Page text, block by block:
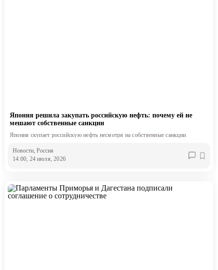
Япония решила закупать российскую нефть: почему ей не
мешают собственные санкции
Япония скупает российскую нефть несмотря на собственные санкции
Новости , Россия
14:00, 24 июля, 2026